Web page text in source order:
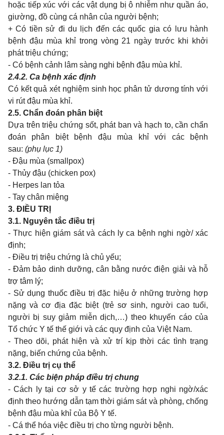
hoặc tiếp xúc với các vật dụng bị ô nhiễm như quần áo,
giường, đồ cùng cá nhân của người bệnh;
+ Có tiền sử đi du lịch đến các quốc gia có lưu hành
bệnh đậu mùa khỉ trong vòng 21 ngày trước khi khởi
phát triệu chứng;
- Có bệnh cảnh lâm sàng nghi bệnh đậu mùa khỉ.
2.4.2. Ca bệnh xác định
Có kết quả xét nghiệm sinh học phân tử dương tính với
vi rút đậu mùa khỉ.
2.5. Chẩn đoán phân biệt
Dựa trên triệu chứng sốt, phát ban và hạch to, cần chẩn
đoán phân biệt bệnh đậu mùa khỉ với các bệnh
sau: (phụ lục 1)
- Đậu mùa (smallpox)
- Thủy đậu (chicken pox)
- Herpes lan tỏa
- Tay chân miệng
3. ĐIỀU TRỊ
3.1. Nguyên tắc điều trị
- Thực hiện giám sát và cách ly ca bệnh nghi ngờ/ xác
định;
- Điều trị triệu chứng là chủ yếu;
- Đảm bảo dinh dưỡng, cân bằng nước điện giải và hỗ
trợ tâm lý;
- Sử dụng thuốc điều trị đặc hiệu ở những trường hợp
nặng và cơ địa đặc biệt (trẻ sơ sinh, người cao tuổi,
người bị suy giảm miễn dịch,…) theo khuyến cáo của
Tổ chức Y tế thế giới và các quy định của Việt Nam.
- Theo dõi, phát hiện và xử trí kịp thời các tình trạng
nặng, biến chứng của bệnh.
3.2. Điều trị cụ thể
3.2.1. Các biện pháp điều trị chung
- Cách ly tại cơ sở y tế các trường hợp nghi ngờ/xác
định theo hướng dẫn tạm thời giám sát và phòng, chống
bệnh đậu mùa khỉ của Bộ Y tế.
- Cá thể hóa việc điều trị cho từng người bệnh.